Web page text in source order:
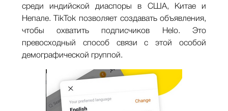
среди индийской диаспоры в США, Китае и
Непале. TikTok позволяет создавать объявления,
чтобы охватить подписчиков Helo. Это
превосходный способ связи с этой особой
демографической группой.